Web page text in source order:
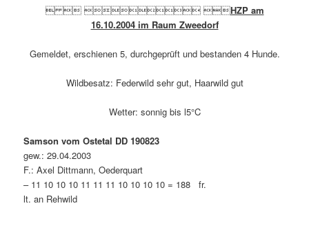
   HZP am
16.10.2004 im Raum Zweedorf
Gemeldet, erschienen 5, durchgeprüft und bestanden 4 Hunde.
Wildbesatz: Federwild sehr gut, Haarwild gut
Wetter: sonnig bis l5°C
Samson vom Ostetal DD 190823
gew.: 29.04.2003
F.: Axel Dittmann, Oederquart
– 11 10 10 10 11 11 11 10 10 10 10 = 188 fr.
lt. an Rehwild